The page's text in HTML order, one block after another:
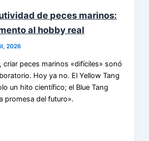
de peces marinos:
al hobby real
2026
criar peces marinos «difíciles» sonó
Hoy ya no. El Yellow Tang
un hito científico; el Blue Tang
promesa del futuro».